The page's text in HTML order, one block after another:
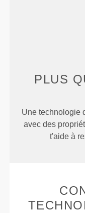
PLUS
Une technologie
avec des
t'aide à